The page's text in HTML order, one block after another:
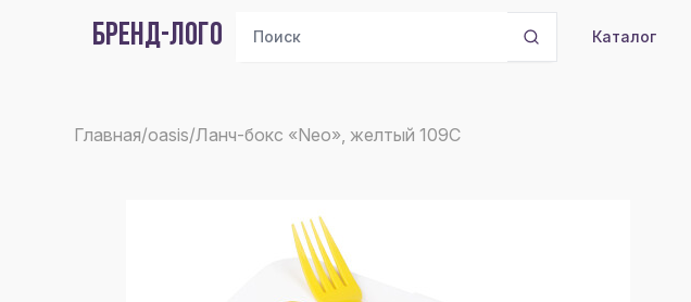
БРЕНД-ЛОГО Каталог
Главная/oasis/Ланч-бокс «Neo», желтый 109C